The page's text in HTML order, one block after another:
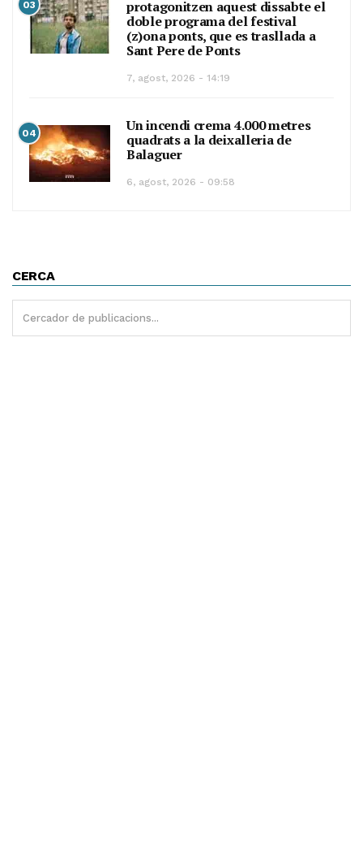
03
protagonitzen aquest dissabte el
doble programa del festival
(z)ona ponts, que es trasllada a
Sant Pere de Ponts
7, agost, 2026 - 14:19
04
Un incendi crema 4.000 metres
quadrats a la deixalleria de
Balaguer
6, agost, 2026 - 09:58
CERCA